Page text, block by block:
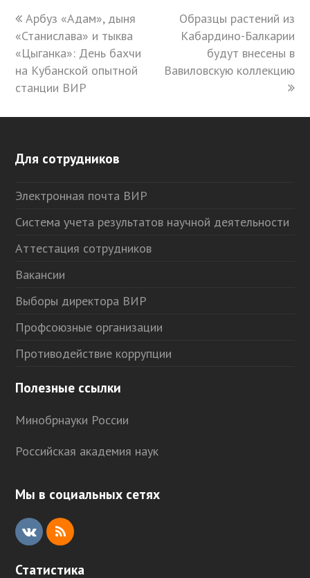
previous
post:
Арбуз «Адам», дыня
«Станислава» и тыква
«Цыганка»: День бахчи
на Кубанской опытной
станции ВИР
next
post:
Образцы растений из
Кабардино-Балкарии
будут внесены в
Вавиловскую коллекцию
Для сотрудников
Электронная почта ВИР
Система учета результатов научной деятельности
Аттестация сотрудников
Вакансии
Выборы директора ВИР
Профсоюзные организации
Противодействие коррупции
Полезные ссылки
Минобрнауки России
Российская академия наук
Мы в социальных сетях
V
R
Статистика